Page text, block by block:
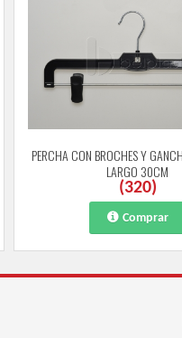
PERCHA CON BROCHES Y
LARGO 30CM
(320)
Comprar